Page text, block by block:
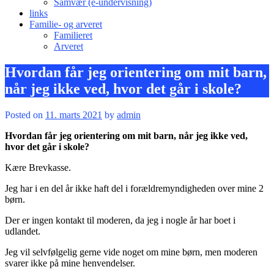
links
Familie- og arveret
Familieret
Arveret
Hvordan får jeg orientering om mit barn,
når jeg ikke ved, hvor det går i skole?
Posted on 11. marts 2021 by admin
Hvordan får jeg orientering om mit barn, når jeg ikke ved,
hvor det går i skole?
Kære Brevkasse.
Jeg har i en del år ikke haft del i forældremyndigheden over mine 2
børn.
Der er ingen kontakt til moderen, da jeg i nogle år har boet i
udlandet.
Jeg vil selvfølgelig gerne vide noget om mine børn, men moderen
svarer ikke på mine henvendelser.